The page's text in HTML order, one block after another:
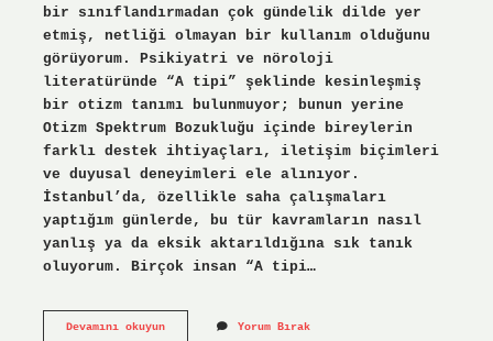
bir sınıflandırmadan çok gündelik dilde yer
etmiş, netliği olmayan bir kullanım olduğunu
görüyorum. Psikiyatri ve nöroloji
literatüründe “A tipi” şeklinde kesinleşmiş
bir otizm tanımı bulunmuyor; bunun yerine
Otizm Spektrum Bozukluğu içinde bireylerin
farklı destek ihtiyaçları, iletişim biçimleri
ve duyusal deneyimleri ele alınıyor.
İstanbul’da, özellikle saha çalışmaları
yaptığım günlerde, bu tür kavramların nasıl
yanlış ya da eksik aktarıldığına sık tanık
oluyorum. Birçok insan “A tipi…
Devamını okuyunA
Yorum Bırak